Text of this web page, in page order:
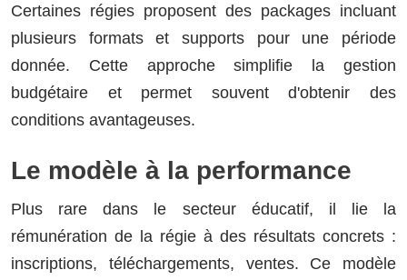
Certaines régies proposent des packages incluant
plusieurs formats et supports pour une période
donnée. Cette approche simplifie la gestion
budgétaire et permet souvent d'obtenir des
conditions avantageuses.
Le modèle à la performance
Plus rare dans le secteur éducatif, il lie la
rémunération de la régie à des résultats concrets :
inscriptions, téléchargements, ventes. Ce modèle